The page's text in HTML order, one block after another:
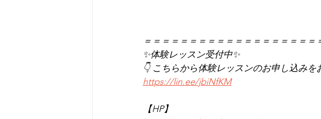
＝＝＝＝＝＝＝＝＝＝＝＝＝＝＝＝＝＝
✨体験レッスン受付中✨
👇 こちらから体験レッスンのお申し込みを
https://lin.ee/jbiNfKM
【HP】